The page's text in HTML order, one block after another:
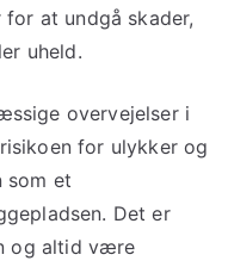
at undgå skader,
uheld.
overvejelser i
for ulykker og
som et
Det er
og altid være